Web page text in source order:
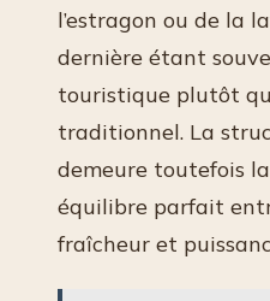
l’estragon ou de la
dernière étant
touristique plutôt
traditionnel. La
demeure toutefois
équilibre parfait
fraîcheur et